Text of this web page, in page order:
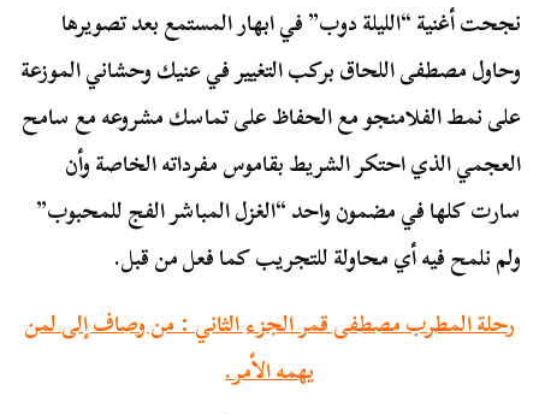
نجحت أغنية “الليلة دوب” في ابهار المستمع بعد تصويرها
وحاول مصطفى اللحاق بركب التغيير في عنيك وحشاني الموزعة
على نمط الفلامنجو مع الحفاظ على تماسك مشروعه مع سامح
العجمي الذي احتكر الشريط بقاموس مفرداته الخاصة وأن
سارت كلها في مضمون واحد “الغزل المباشر الفج للمحبوب”
ولم نلمح فيه أي محاولة للتجريب كما فعل من قبل.
رحلة المطرب مصطفى قمر الجزء الثاني : من وصاف إلى لمن
يهمه الأمر.